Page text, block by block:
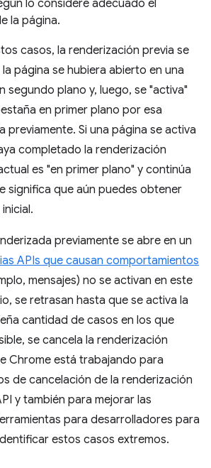
lo considere adecuado el
la página.
casos, la renderización previa se
página se hubiera abierto en una
segundo plano y, luego, se "activa"
en primer plano por esa
previamente. Si una página se activa
completado la renderización
es "en primer plano" y continúa
significa que aún puedes obtener
previamente se abre en un
APIs que causan comportamientos
mensajes) no se activan en este
se retrasan hasta que se activa la
cantidad de casos en los que
se cancela la renderización
Chrome está trabajando para
de cancelación de la renderización
y también para mejorar las
para desarrolladores para
estos casos extremos.